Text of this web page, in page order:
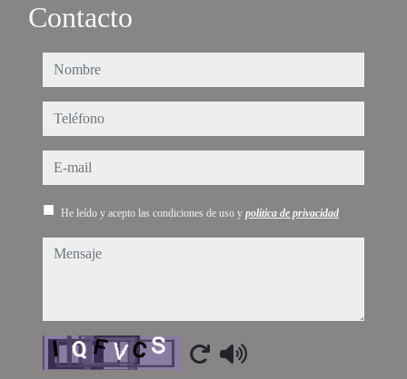
Contacto
nombre
teléfono
e-mail
He leído y acepto las condiciones de uso y política de privacidad
mensaje
Captcha